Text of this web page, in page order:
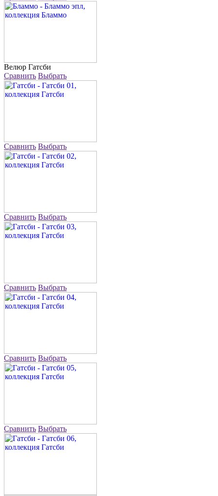
Велюр Гатсби
Сравнить Выбрать
Сравнить Выбрать
Сравнить Выбрать
Сравнить Выбрать
Сравнить Выбрать
Сравнить Выбрать